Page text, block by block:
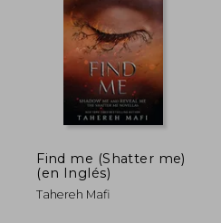
40%
dcto.
Find me (Shatter me)
(en Inglés)
Tahereh Mafi